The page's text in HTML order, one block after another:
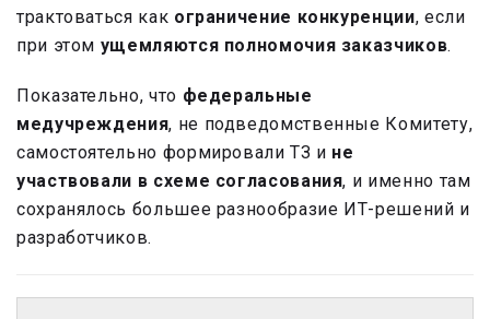
трактоваться как ограничение конкуренции, если
при этом ущемляются полномочия заказчиков.
Показательно, что федеральные
медучреждения, не подведомственные Комитету,
самостоятельно формировали ТЗ и не
участвовали в схеме согласования, и именно там
сохранялось большее разнообразие ИТ-решений и
разработчиков.